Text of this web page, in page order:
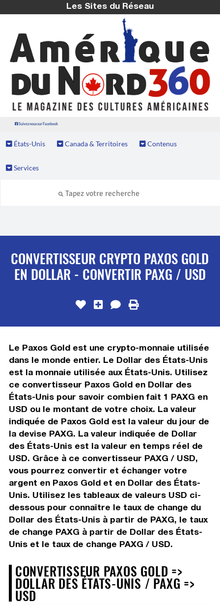
Les Sites du Réseau
Suivez nous sur Facebook
États-Unis Canada & Territoires Contenus
Services
CONVERTISSEUR CRYPTO PAXOS GOLD
EN DOLLAR - CONVERTIR PAXG / USD
Le Paxos Gold est une crypto-monnaie utilisée
dans le monde entier. Le Dollar des États-Unis
est la monnaie utilisée aux États-Unis. Utilisez
ce convertisseur Paxos Gold en Dollar des
États-Unis pour savoir combien fait 1 PAXG en
USD ou le montant de votre choix. La valeur
indiquée de Paxos Gold est la valeur du jour de
la devise PAXG. La valeur indiquée de Dollar
des États-Unis est la valeur en temps réel de
USD. Grâce à ce convertisseur PAXG / USD,
vous pourrez convertir et échanger votre
argent en Paxos Gold et en Dollar des États-
Unis. Utilisez les tableaux de valeurs USD ci-
dessous pour connaître le taux de change du
Dollar des États-Unis à partir de PAXG, le taux
de change PAXG à partir de Dollar des États-
Unis et le taux de change PAXG / USD.
CONVERTISSEUR PAXOS GOLD =>
DOLLAR DES ÉTATS-UNIS / PAXG =>
USD